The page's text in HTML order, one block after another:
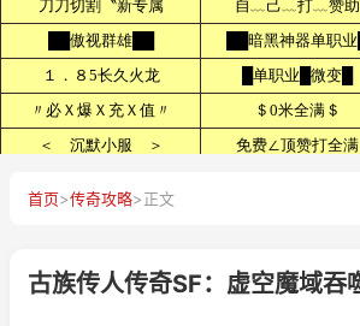
首页>传奇攻略>正文
古族传人传奇SF：虚空魔域吞